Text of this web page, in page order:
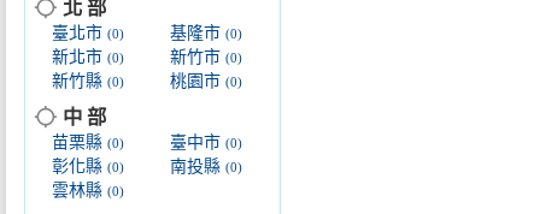
location_searching 北 部
臺北市 (0) 基隆市(0)
新北市 (0) 新竹市(0)
新竹縣 (0) 桃園市(0)
location_searching 中 部
苗栗縣 (0) 臺中市(0)
彰化縣 (0) 南投縣(0)
雲林縣 (0)